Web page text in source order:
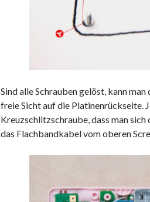
Sind alle Schrauben gelöst, kann
freie Sicht auf die Platinenrückseite.
Kreuzschlitzschraube, dass man
das Flachbandkabel vom oberen